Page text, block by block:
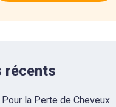
récents
la Perte de Cheveux